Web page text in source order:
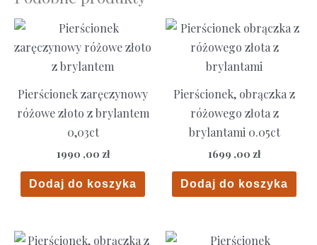
Pierścionek zaręczynowy
różowe złoto z brylantem
0,03ct
1990 ,00 zł
Dodaj do koszyka
Pierścionek, obrączka z
różowego złota z
brylantami 0.05ct
1699 ,00 zł
Dodaj do koszyka